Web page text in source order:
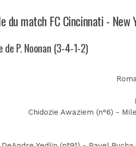
match FC Cincinnati - New
P. Noonan (3-4-1-2)
Chidozie Awaziem (n°6) -